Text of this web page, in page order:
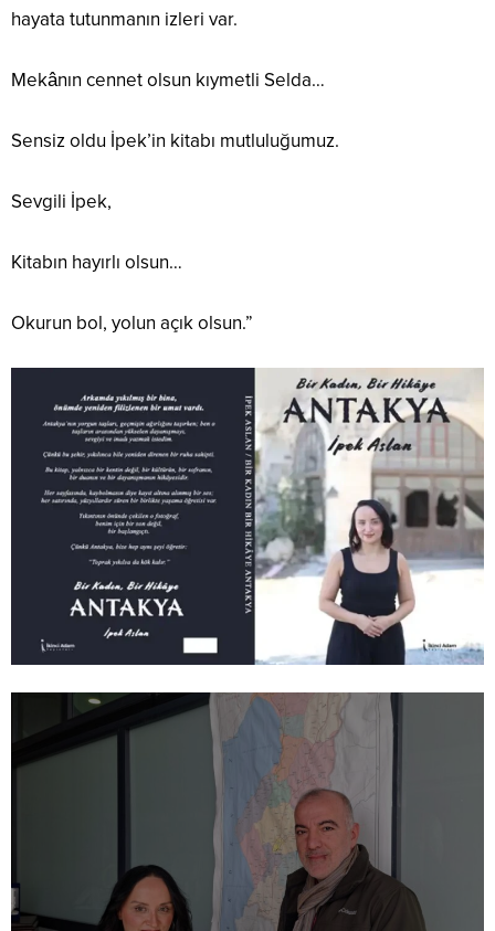
hayata tutunmanın izleri var.
Mekânın cennet olsun kıymetli Selda…
Sensiz oldu İpek’in kitabı mutluluğumuz.
Sevgili İpek,
Kitabın hayırlı olsun…
Okurun bol, yolun açık olsun.”